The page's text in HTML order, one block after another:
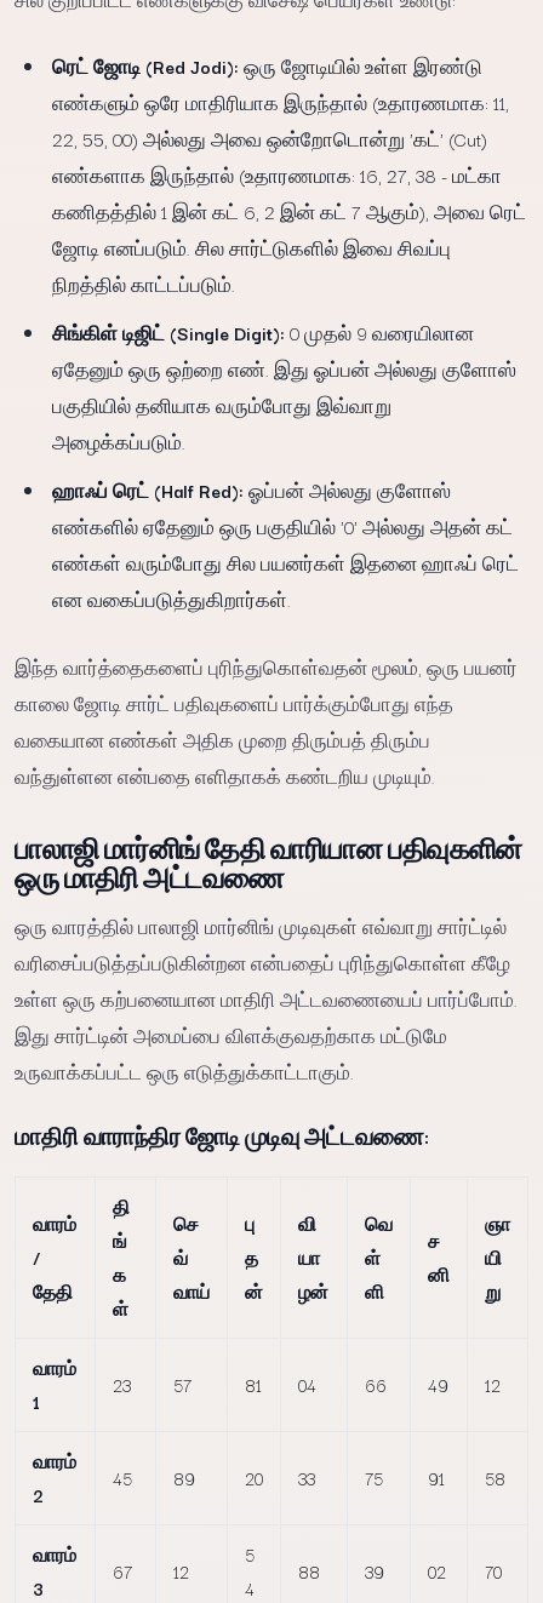
ரெட் ஜோடி (Red Jodi): ஒரு ஜோடியில் உள்ள இரண்டு
எண்களும் ஒரே மாதிரியாக இருந்தால் (உதாரணமாக: 11,
22, 55, 00) அல்லது அவை ஒன்றோடொன்று 'கட்' (Cut)
எண்களாக இருந்தால் (உதாரணமாக: 16, 27, 38 - மட்கா
கணிதத்தில் 1 இன் கட் 6, 2 இன் கட் 7 ஆகும்), அவை ரெட்
ஜோடி எனப்படும். சில சார்ட்டுகளில் இவை சிவப்பு
நிறத்தில் காட்டப்படும்.
சிங்கிள் டிஜிட் (Single Digit): 0 முதல் 9 வரையிலான
ஏதேனும் ஒரு ஒற்றை எண். இது ஓப்பன் அல்லது குளோஸ்
பகுதியில் தனியாக வரும்போது இவ்வாறு
அழைக்கப்படும்.
ஹாஃப் ரெட் (Half Red): ஓப்பன் அல்லது குளோஸ்
எண்களில் ஏதேனும் ஒரு பகுதியில் '0' அல்லது அதன் கட்
எண்கள் வரும்போது சில பயனர்கள் இதனை ஹாஃப் ரெட்
என வகைப்படுத்துகிறார்கள்.
இந்த வார்த்தைகளைப் புரிந்துகொள்வதன் மூலம், ஒரு பயனர்
காலை ஜோடி சார்ட் பதிவுகளைப் பார்க்கும்போது எந்த
வகையான எண்கள் அதிக முறை திரும்பத் திரும்ப
வந்துள்ளன என்பதை எளிதாகக் கண்டறிய முடியும்.
பாலாஜி மார்னிங் தேதி வாரியான பதிவுகளின்
ஒரு மாதிரி அட்டவணை
ஒரு வாரத்தில் பாலாஜி மார்னிங் முடிவுகள் எவ்வாறு சார்ட்டில்
வரிசைப்படுத்தப்படுகின்றன என்பதைப் புரிந்துகொள்ள கீழே
உள்ள ஒரு கற்பனையான மாதிரி அட்டவணையைப் பார்ப்போம்.
இது சார்ட்டின் அமைப்பை விளக்குவதற்காக மட்டுமே
உருவாக்கப்பட்ட ஒரு எடுத்துக்காட்டாகும்.
மாதிரி வாராந்திர ஜோடி முடிவு அட்டவணை:
வாரம்
/
தேதி
தி
ங்
க
ள்
செ
வ்
வாய்
பு
த
ன்
வி
யா
ழன்
வெ
ள்
ளி
ச
னி
ஞா
யி
று
வாரம்
1
23 57 81 04 66 49 12
வாரம்
2
45 89 20 33 75 91 58
வாரம்
3
67 12
5
4
88 39 02 70